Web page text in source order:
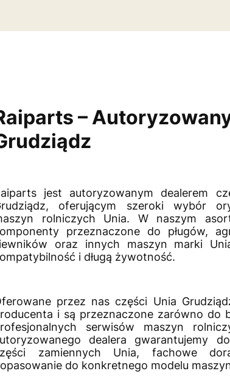
–
jest autoryzowanym dealerem
oferującym szeroki wybór
rolniczych Unia. W naszym
przeznaczone do pługów,
oraz innych maszyn marki
i długą żywotność.
przez nas części Unia
i są przeznaczone zarówno do
serwisów maszyn
dealera gwarantujemy
zamiennych Unia, fachowe
do konkretnego modelu